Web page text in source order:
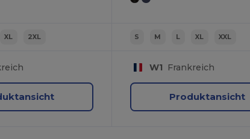
XL 2XL S M L XL XXL
W1 Frankreich
Produktansicht